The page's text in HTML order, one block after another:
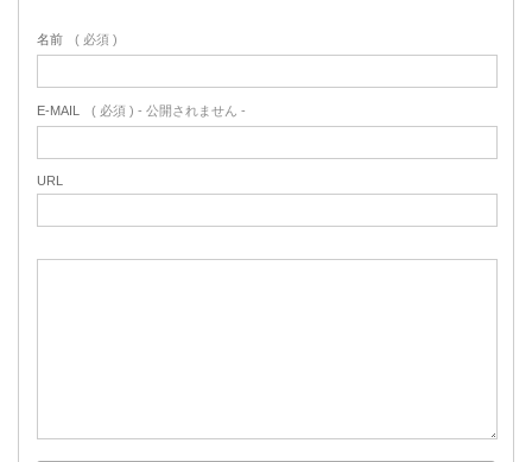
名前 ( 必須 )
E-MAIL ( 必須 ) - 公開されません -
URL